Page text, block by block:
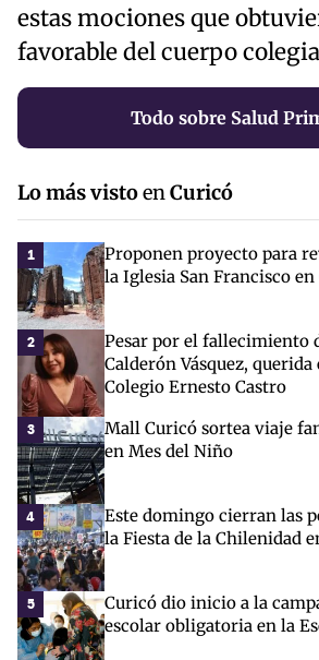
estas mociones que
favorable del cuerpo
Todo sobre Salud
Lo más vistoen Curicó
1
Proponen proyecto para
la Iglesia San Francisco
2
Pesar por el fallecimiento
Calderón Vásquez,
Colegio Ernesto Castro
3
Mall Curicó sortea viaje
en Mes del Niño
4
Este domingo cierran las
la Fiesta de la Chilenidad
5
Curicó dio inicio a la
escolar obligatoria en la